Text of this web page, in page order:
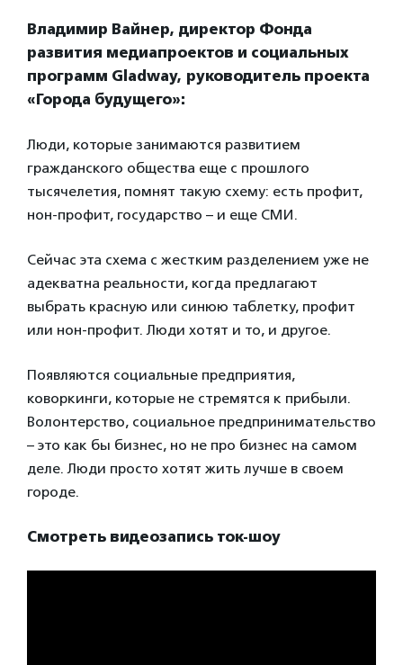
Владимир Вайнер, директор Фонда
развития медиапроектов и социальных
программ Gladway, руководитель проекта
«Города будущего»:
Люди, которые занимаются развитием
гражданского общества еще с прошлого
тысячелетия, помнят такую схему: есть профит,
нон-профит, государство – и еще СМИ.
Сейчас эта схема с жестким разделением уже не
адекватна реальности, когда предлагают
выбрать красную или синюю таблетку, профит
или нон-профит. Люди хотят и то, и другое.
Появляются социальные предприятия,
коворкинги, которые не стремятся к прибыли.
Волонтерство, социальное предпринимательство
– это как бы бизнес, но не про бизнес на самом
деле. Люди просто хотят жить лучше в своем
городе.
Смотреть видеозапись ток-шоу